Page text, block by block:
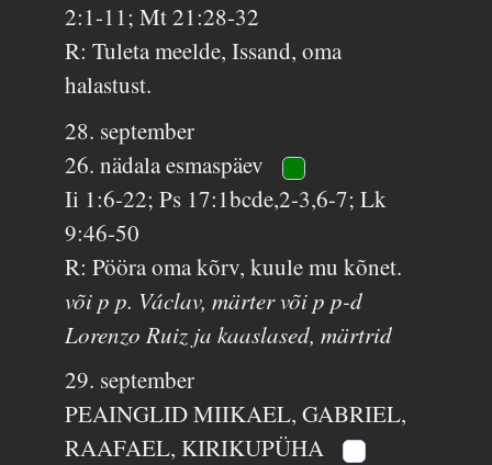
2:1-11; Mt 21:28-32
R: Tuleta meelde, Issand, oma
halastust.
28. september
26. nädala esmaspäev
Ii 1:6-22; Ps 17:1bcde,2-3,6-7; Lk
9:46-50
R: Pööra oma kõrv, kuule mu kõnet.
või p p. Václav, märter või p p-d
Lorenzo Ruiz ja kaaslased, märtrid
29. september
PEAINGLID MIIKAEL, GABRIEL,
RAAFAEL, KIRIKUPÜHA